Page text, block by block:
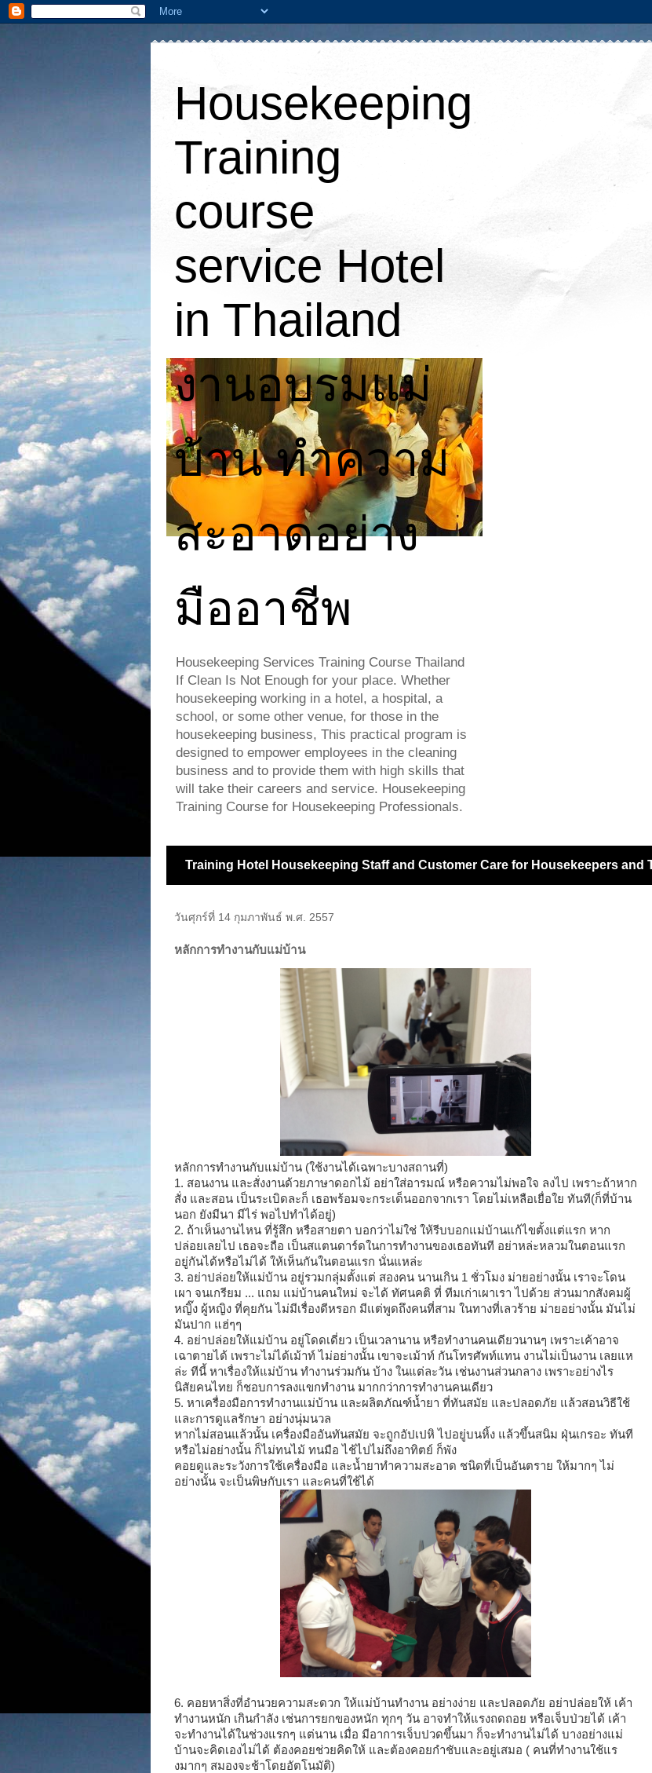
Housekeeping
Training
course
service Hotel
in Thailand
งานอบรมแม่
บ้าน ทำความ
สะอาดอย่าง
มืออาชีพ
Housekeeping Services Training Course Thailand
If Clean Is Not Enough for your place. Whether
housekeeping working in a hotel, a hospital, a
school, or some other venue, for those in the
housekeeping business, This practical program is
designed to empower employees in the cleaning
business and to provide them with high skills that
will take their careers and service. Housekeeping
Training Course for Housekeeping Professionals.
Training Hotel Housekeeping Staff and Customer Care for Housekeepers and
วันศุกร์ที่ 14 กุมภาพันธ์ พ.ศ. 2557
หลักการทำงานกับแม่บ้าน
หลักการทำงานกับแม่บ้าน (ใช้งานได้เฉพาะบางสถานที่)
1. สอนงาน และสั่งงานด้วยภาษาดอกไม้ อย่าใส่อารมณ์ หรือความไม่พอใจ ลงไป เพราะถ้าหาก
สั่ง และสอน เป็นระเบิดละก็ เธอพร้อมจะกระเด็นออกจากเรา โดยไม่เหลือเยื่อใย ทันที(ก็ที่บ้าน
นอก ยังมีนา มีไร่ พอไปทำได้อยู่)
2. ถ้าเห็นงานไหน ที่รู้สึก หรือสายตา บอกว่าไม่ใช่ ให้รีบบอกแม่บ้านแก้ไขตั้งแต่แรก หาก
ปล่อยเลยไป เธอจะถือ เป็นสแตนดาร์ดในการทำงานของเธอทันที อย่าหล่ะหลวมในตอนแรก
อยู่กันได้หรือไม่ได้ ให้เห็นกันในตอนแรก นั่นแหล่ะ
3. อย่าปล่อยให้แม่บ้าน อยู่รวมกลุ่มตั้งแต่ สองคน นานเกิน 1 ชั่วโมง ม่ายอย่างนั้น เราจะโดน
เผา จนเกรียม ... แถม แม่บ้านคนใหม่ จะได้ ทัศนคติ ที่ ทีมเก่าเผาเรา ไปด้วย ส่วนมากสังคมผู้
หญิ๊ง ผู้หญิง ที่คุยกัน ไม่มีเรื่องดีหรอก มีแต่พูดถึงคนที่สาม ในทางที่เลวร้าย ม่ายอย่างนั้น มันไม่
มันปาก แฮ่ๆๆ
4. อย่าปล่อยให้แม่บ้าน อยู่โดดเดี่ยว เป็นเวลานาน หรือทำงานคนเดียวนานๆ เพราะเค้าอาจ
เฉาตายได้ เพราะไม่ได้เม้าท์ ไม่อย่างนั้น เขาจะเม้าท์ กันโทรศัพท์แทน งานไม่เป็นงาน เลยแห
ล่ะ ทีนี้ หาเรื่องให้แม่บ้าน ทำงานร่วมกัน บ้าง ในแต่ละวัน เช่นงานส่วนกลาง เพราะอย่างไร
นิสัยคนไทย ก็ชอบการลงแขกทำงาน มากกว่าการทำงานคนเดียว
5. หาเครื่องมือการทำงานแม่บ้าน และผลิตภัณฑ์น้ำยา ที่ทันสมัย และปลอดภัย แล้วสอนวิธีใช้
และการดูแลรักษา อย่างนุ่มนวล
หากไม่สอนแล้วนั้น เครื่องมืออันทันสมัย จะถูกอัปเปหิ ไปอยู่บนหิ้ง แล้วขึ้นสนิม ฝุ่นเกรอะ ทันที
หรือไม่อย่างนั้น ก็ไม่ทนไม้ ทนมือ ไช้ไปไม่ถึงอาทิตย์ ก็พัง
คอยดูและระวังการใช้เครื่องมือ และน้ำยาทำความสะอาด ชนิดที่เป็นอันตราย ให้มากๆ ไม่
อย่างนั้น จะเป็นพิษกับเรา และคนที่ใช้ได้
6. คอยหาสิ่งที่อำนวยความสะดวก ให้แม่บ้านทำงาน อย่างง่าย และปลอดภัย อย่าปล่อยให้ เค้า
ทำงานหนัก เกินกำลัง เช่นการยกของหนัก ทุกๆ วัน อาจทำให้แรงถดถอย หรือเจ็บป่วยได้ เค้า
จะทำงานได้ในช่วงแรกๆ แต่นาน เมื่อ มีอาการเจ็บปวดขึ้นมา ก็จะทำงานไม่ได้ บางอย่างแม่
บ้านจะคิดเองไม่ได้ ต้องคอยช่วยคิดให้ และต้องคอยกำชับและอยู่เสมอ ( คนที่ทำงานใช้แร
งมากๆ สมองจะช้าโดยอัตโนมัติ)